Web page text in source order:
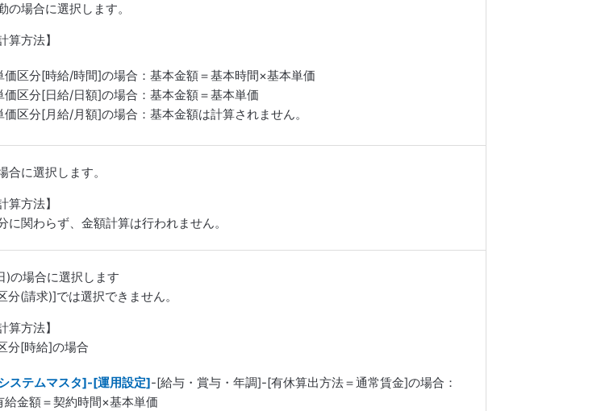
の場合に選択します。
算方法】
価区分[時給/時間]の場合：基本金額＝基本時間×基本単価
価区分[日給/日額]の場合：基本金額＝基本単価
価区分[月給/月額]の場合：基本金額は計算されません。
合に選択します。
算方法】
に関わらず、金額計算は行われません。
)の場合に選択します
分(請求)]では選択できません。
算方法】
分[時給]の場合
ステムマスタ]-[運用設定]-[給与・賞与・年調]-[有休算出方法＝通常賃金]の場合：
給金額＝契約時間×基本単価